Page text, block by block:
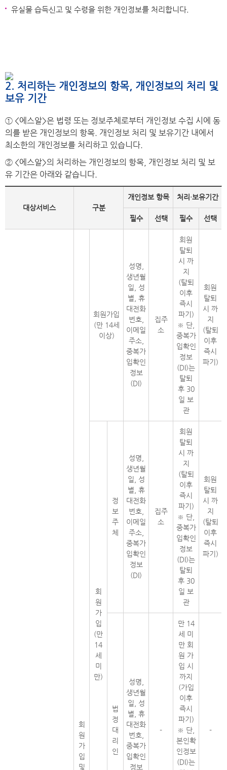
유실물 습득신고 및 수령을 위한 개인정보를 처리합니다.
2. 처리하는 개인정보의 항목, 개인정보의 처리 및
보유 기간
① <에스알>은 법령 또는 정보주체로부터 개인정보 수집 시에 동
의를 받은 개인정보의 항목. 개인정보 처리 및 보유기간 내에서
최소한의 개인정보를 처리하고 있습니다.
② <에스알>의 처리하는 개인정보의 항목, 개인정보 처리 및 보
유 기간은 아래와 같습니다.
대상서비스 구분
개인정보 항목 처리·보유기간
필수 선택 필수 선택
회
원
가
입
및
회원가입
(만 14세
이상)
성명,
생년월
일, 성
별, 휴
대전화
번호,
이메일
주소,
중복가
입확인
정보
(DI)
집주
소
회원
탈퇴
시 까
지
(탈퇴
이후
즉시
파기)
※ 단,
중복가
입확인
정보
(DI)는
탈퇴
후 30
일 보
관
회원
탈퇴
시 까
지
(탈퇴
이후
즉시
파기)
회
원
가
입
(만
14
세
미
만)
정
보
주
체
성명,
생년월
일, 성
별, 휴
대전화
번호,
이메일
주소,
중복가
입확인
정보
(DI)
집주
소
회원
탈퇴
시 까
지
(탈퇴
이후
즉시
파기)
※ 단,
중복가
입확인
정보
(DI)는
탈퇴
후 30
일 보
관
회원
탈퇴
시 까
지
(탈퇴
이후
즉시
파기)
법
정
대
리
인
성명,
생년월
일, 성
별, 휴
대전화
번호,
중복가
입확인
정보
-
만 14
세 미
만 회
원 가
입 시
까지
(가입
이후
즉시
파기)
※ 단,
본인확
인정보
(DI)는
-